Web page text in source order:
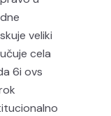
veliki
cela
6i ovs